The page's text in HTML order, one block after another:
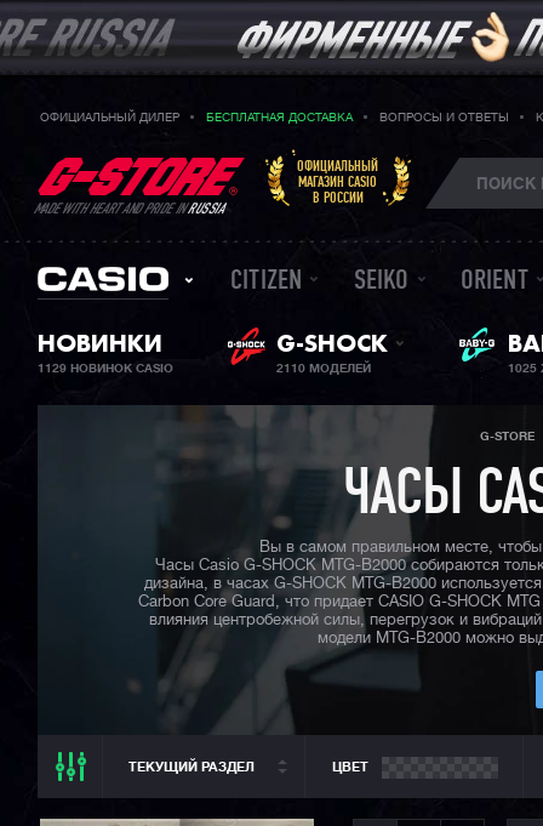
ОФИЦИАЛЬНЫЙ ДИЛЕР БЕСПЛАТНАЯ ДОСТАВКА ВОПРОСЫ И ОТВЕТЫ
MADE WITH HEART AND PRIDE INRUSSIA
ОФИЦИАЛЬНЫЙ
МАГАЗИН CASIO
В РОССИИ
CITIZEN SEIKO ORIENT
НОВИНКИ
1129 НОВИНОК CASIO
G-SHOCK
2110 МОДЕЛЕЙ
G-STORE
ЧАСЫ
Вы в самом правильном месте,
Часы Casio G-SHOCK MTG-B2000 собираются
дизайна, в часах G-SHOCK MTG-B2000
Carbon Core Guard, что придает CASIO G-SHOCK
влияния центробежной силы, перегрузок и
модели MTG-B2000 можно
ТЕКУЩИЙ РАЗДЕЛ
ТЕКУЩИЙ РАЗДЕЛ
ЦВЕТ